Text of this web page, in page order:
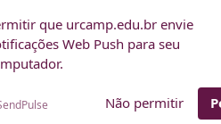
que urcamp.edu.br envie
Web Push para seu
Não permitir
BOLSAS E